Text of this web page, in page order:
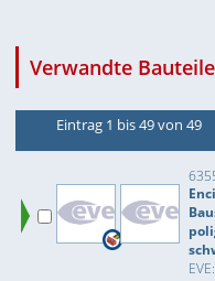
Verwandte
Eintrag 1 bis 49 von 49